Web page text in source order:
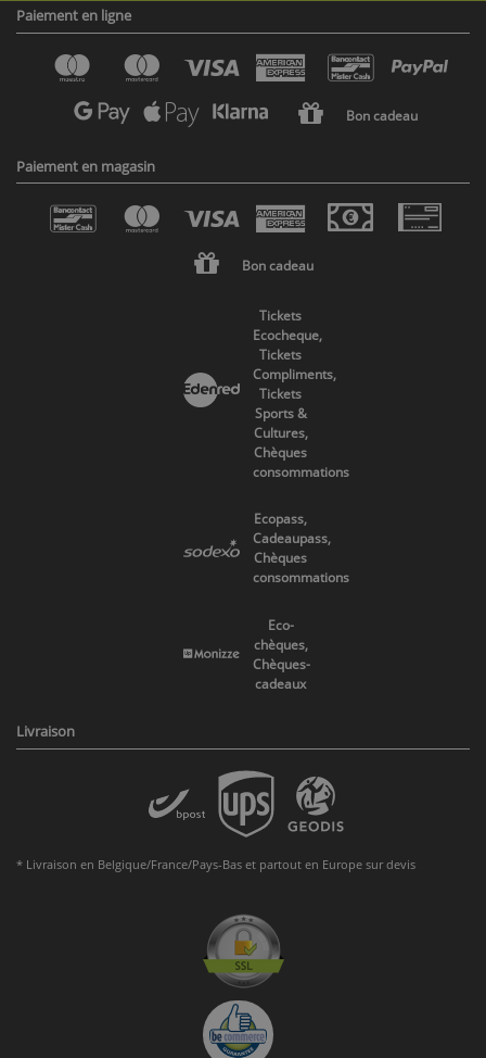
Paiement en ligne
Bon cadeau
Paiement en magasin
Bon cadeau
Tickets
Ecocheque,
Tickets
Compliments,
Tickets
Sports &
Cultures,
Chèques
consommations
Ecopass,
Cadeaupass,
Chèques
consommations
Eco-
chèques,
Chèques-
cadeaux
Livraison
* Livraison en Belgique/France/Pays-Bas et partout en Europe sur devis